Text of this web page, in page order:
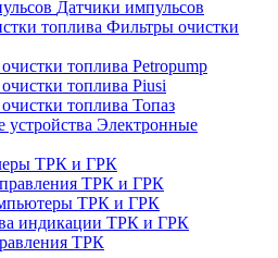
Датчики импульсов
Фильтры очистки
топлива Petropump
топлива Piusi
топлива Топаз
Электронные
ТРК и ГРК
ТРК и ГРК
ТРК и ГРК
индикации ТРК и ГРК
ТРК